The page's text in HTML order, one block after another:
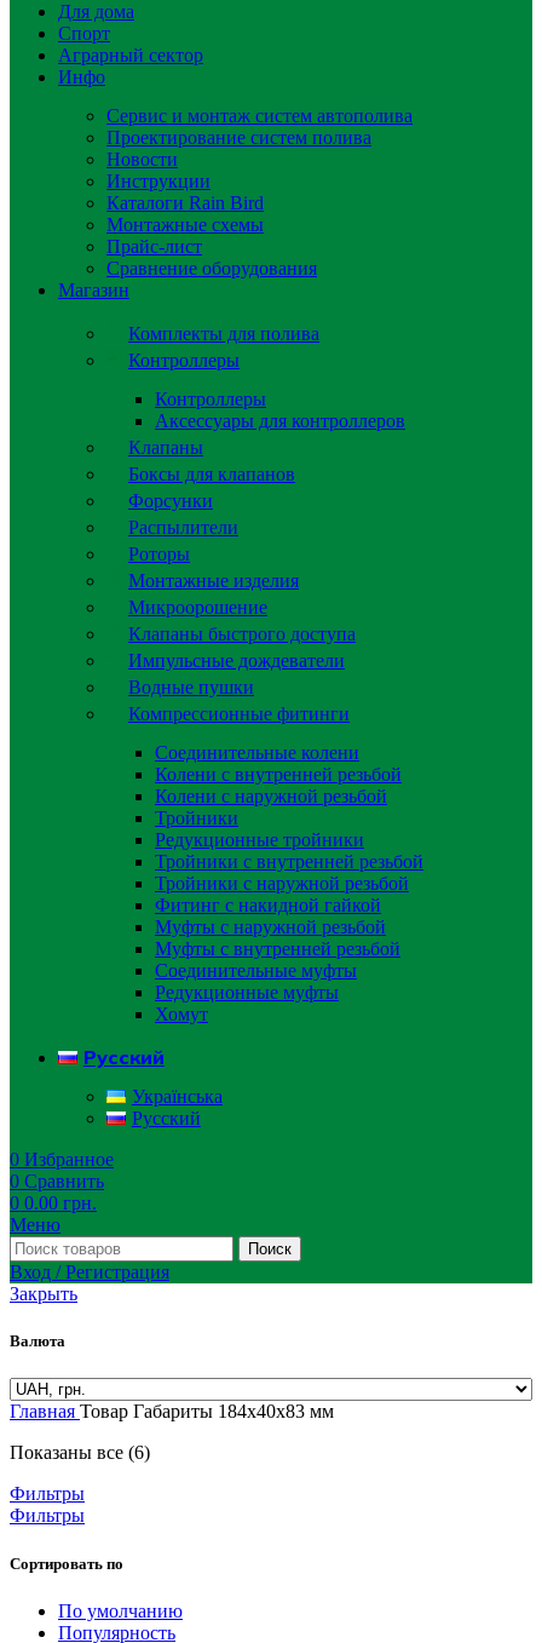
Для дома
Спорт
Аграрный сектор
Инфо
Сервис и монтаж систем автополива
Проектирование систем полива
Новости
Инструкции
Каталоги Rain Bird
Монтажные схемы
Прайс-лист
Сравнение оборудования
Магазин
Комплекты для полива
Контроллеры
Контроллеры
Аксессуары для контроллеров
Клапаны
Боксы для клапанов
Форсунки
Распылители
Роторы
Монтажные изделия
Микроорошение
Клапаны быстрого доступа
Импульсные дождеватели
Водные пушки
Компрессионные фитинги
Соединительные колени
Колени с внутренней резьбой
Колени с наружной резьбой
Тройники
Редукционные тройники
Тройники с внутренней резьбой
Тройники с наружной резьбой
Фитинг с накидной гайкой
Муфты с наружной резьбой
Муфты с внутренней резьбой
Соединительные муфты
Редукционные муфты
Хомут
Русский
Українська
Русский
0 Избранное
0 Сравнить
0 0.00 грн.
Меню
Поиск
Вход / Регистрация
Закрыть
Валюта
Главная Товар Габариты 184х40х83 мм
Показаны все (6)
Фильтры
Фильтры
Сортировать по
По умолчанию
Популярность